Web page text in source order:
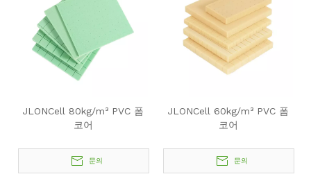
JLONCell 80kg/m³ PVC 폼
코어
문의
JLONCell 60kg/m³ PVC 폼
코어
문의